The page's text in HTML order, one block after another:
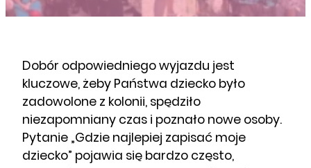
Dobór odpowiedniego wyjazdu jest
kluczowe, żeby Państwa dziecko było
zadowolone z kolonii, spędziło
niezapomniany czas i poznało nowe osoby.
Pytanie „Gdzie najlepiej zapisać moje
dziecko” pojawia się bardzo często,